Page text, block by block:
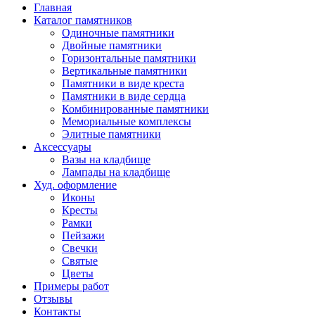
Главная
Каталог памятников
Одиночные памятники
Двойные памятники
Горизонтальные памятники
Вертикальные памятники
Памятники в виде креста
Памятники в виде сердца
Комбинированные памятники
Мемориальные комплексы
Элитные памятники
Аксессуары
Вазы на кладбище
Лампады на кладбище
Худ. оформление
Иконы
Кресты
Рамки
Пейзажи
Свечки
Святые
Цветы
Примеры работ
Отзывы
Контакты